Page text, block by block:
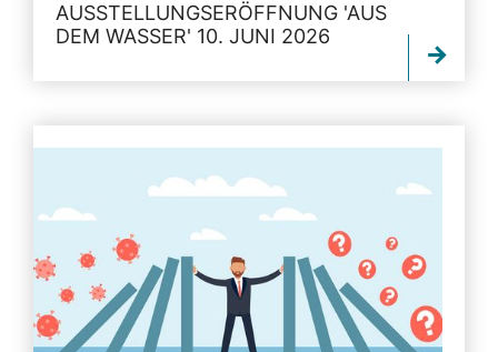
AUSSTELLUNGSERÖFFNUNG 'AUS
DEM WASSER' 10. JUNI 2026